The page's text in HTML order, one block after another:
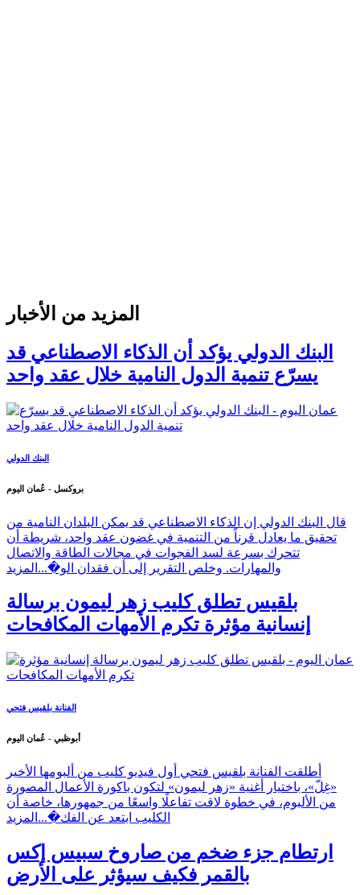
المزيد من الأخبار
البنك الدولي يؤكد أن الذكاء الاصطناعي قد
يسرّع تنمية الدول النامية خلال عقد واحد
البنك الدولي
بروكسل - عُمان اليوم
قال البنك الدولي إن الذكاء الاصطناعي قد يمكن البلدان النامية من
تحقيق ما يعادل قرناً من التنمية في غضون عقد واحد، شريطة أن
تتحرك بسرعة لسد الفجوات في مجالات الطاقة والاتصال
والمهارات. وخلص التقرير إلى أن فقدان الو�... المزيد
بلقيس تطلق كليب زهر ليمون برسالة
إنسانية مؤثرة تكرم الأمهات المكافحات
الفنانة بلقيس فتحي
أبوظبي - عُمان اليوم
أطلقت الفنانة بلقيس فتحي أول فيديو كليب من ألبومها الأخير
«غِلّ»، باختيار أغنية «زهر ليمون» لتكون باكورة الأعمال المصورة
من الألبوم، في خطوة لاقت تفاعلًا واسعًا من جمهورها، خاصة أن
الكليب ابتعد عن الفك�... المزيد
ارتطام جزء ضخم من صاروخ سبيس إكس
بالقمر فكيف سيؤثر على الأرض